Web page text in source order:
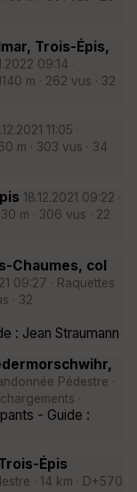
Trois-Épis,
09:14 ·
m · 262 vus · 32
11:05 ·
m · 303 vus · 34
18.12.2021 09:22 ·
m · 306 vus · 22
Chaumes, col
09:27 · Raquettes
· 32
: Jean Straumann
Pédestre ·
·
- Guide :
Épis
· 14 km · D+570